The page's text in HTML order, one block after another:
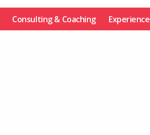
Consulting & Coaching Experience